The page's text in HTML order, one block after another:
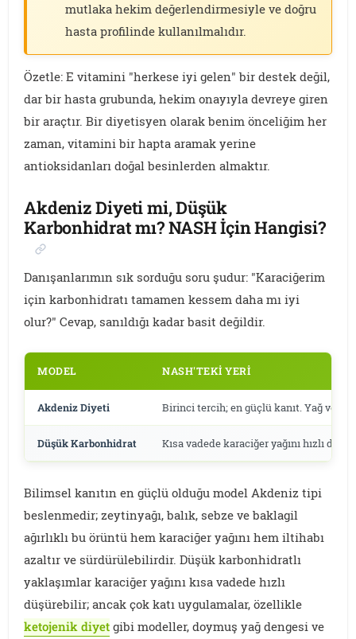
mutlaka hekim değerlendirmesiyle ve doğru
hasta profilinde kullanılmalıdır.
Özetle: E vitamini "herkese iyi gelen" bir destek değil,
dar bir hasta grubunda, hekim onayıyla devreye giren
bir araçtır. Bir diyetisyen olarak benim önceliğim her
zaman, vitamini bir hapta aramak yerine
antioksidanları doğal besinlerden almaktır.
Akdeniz Diyeti mi, Düşük
Karbonhidrat mı? NASH İçin Hangisi?
Danışanlarımın sık sorduğu soru şudur: "Karaciğerim
için karbonhidratı tamamen kessem daha mı iyi
olur?" Cevap, sanıldığı kadar basit değildir.
MODEL NASH'TEKI YERI
Akdeniz Diyeti Birinci tercih; en güçlü kanıt. Yağ ve
Düşük Karbonhidrat Kısa vadede karaciğer yağını hızlı
Bilimsel kanıtın en güçlü olduğu model Akdeniz tipi
beslenmedir; zeytinyağı, balık, sebze ve baklagil
ağırlıklı bu örüntü hem karaciğer yağını hem iltihabı
azaltır ve sürdürülebilirdir. Düşük karbonhidratlı
yaklaşımlar karaciğer yağını kısa vadede hızlı
düşürebilir; ancak çok katı uygulamalar, özellikle
ketojenik diyet gibi modeller, doymuş yağ dengesi ve